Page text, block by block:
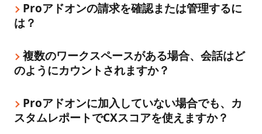
Proアドオンの請求を確認または管理するに
は？
複数のワークスペースがある場合、会話はど
のようにカウントされますか？
Proアドオンに加入していない場合でも、カ
スタムレポートでCXスコアを使えますか？